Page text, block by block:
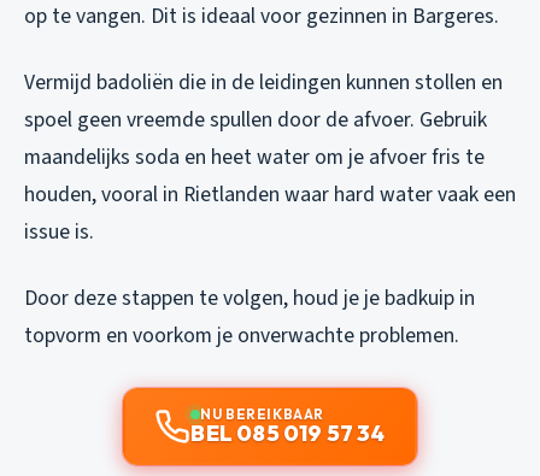
op te vangen. Dit is ideaal voor gezinnen in Bargeres.
Vermijd badoliën die in de leidingen kunnen stollen en
spoel geen vreemde spullen door de afvoer. Gebruik
maandelijks soda en heet water om je afvoer fris te
houden, vooral in Rietlanden waar hard water vaak een
issue is.
Door deze stappen te volgen, houd je je badkuip in
topvorm en voorkom je onverwachte problemen.
NU BEREIKBAAR
BEL 085 019 57 34